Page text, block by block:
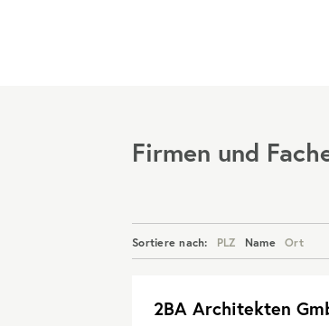
Firmen und
Sortiere nach: PLZ Name Ort
2BA Architekten